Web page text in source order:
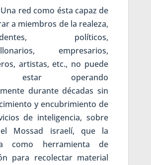
Una red como ésta capaz de
a miembros de la realeza,
políticos,
empresarios,
artistas, etc., no puede
estar operando
durante décadas sin
y encubrimiento de
de inteligencia, sobre
Mossad israelí, que la
como herramienta de
para recolectar material